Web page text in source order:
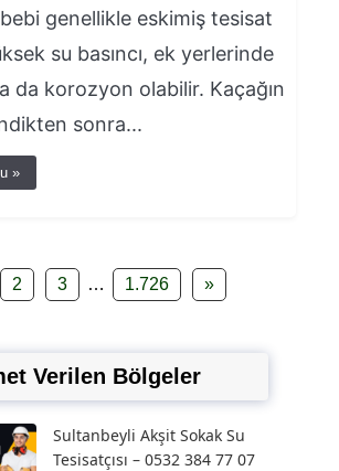
genellikle eskimiş tesisat
su basıncı, ek yerlerinde
da korozyon olabilir. Kaçağın
sonra...
»
2 3 … 1.726 »
Verilen Bölgeler
Sultanbeyli Akşit Sokak Su
Tesisatçısı – 0532 384 77 07